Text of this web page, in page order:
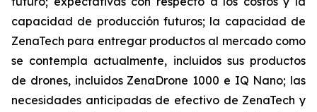
capacidad de producción futuros; la capacidad de
ZenaTech para entregar productos al mercado como
se contempla actualmente, incluidos sus productos
de drones, incluidos ZenaDrone 1000 e IQ Nano; las
necesidades anticipadas de efectivo de ZenaTech y